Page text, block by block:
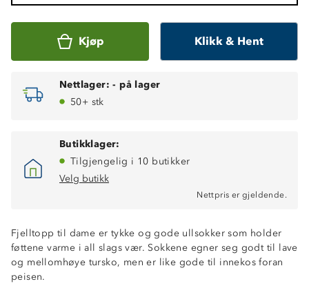
Kjøp Klikk & Hent
Nettlager: - på lager
50+ stk
Butikklager:
Tilgjengelig i 10 butikker
Velg butikk
Nettpris er gjeldende.
Fjelltopp til dame er tykke og gode ullsokker som holder
føttene varme i all slags vær. Sokkene egner seg godt til lave
og mellomhøye tursko, men er like gode til innekos foran
peisen.